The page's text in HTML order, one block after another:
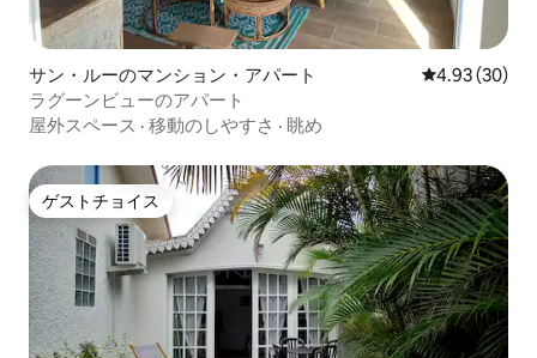
サン・ルーのマンション・アパート レビュー30
4.93 (30)
ラグーンビューのアパート
屋外スペース · 移動のしやすさ · 眺め
ゲストチョイス
ゲストチョイス